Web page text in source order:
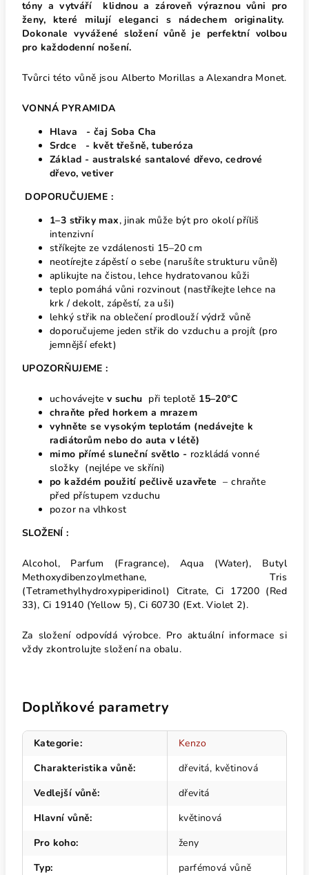
tóny a vytváří klidnou a zároveň výraznou vůni pro
ženy, které milují eleganci s nádechem originality.
Dokonale vyvážené složení vůně je perfektní volbou
pro každodenní nošení.
Tvůrci této vůně jsou Alberto Morillas a Alexandra Monet.
VONNÁ PYRAMIDA
Hlava - čaj Soba Cha
Srdce - květ třešně, tuberóza
Základ - australské santalové dřevo, cedrové
dřevo, vetiver
DOPORUČUJEME :
1–3 střiky max, jinak může být pro okolí příliš
intenzivní
stříkejte ze vzdálenosti 15–20 cm
neotírejte zápěstí o sebe (narušíte strukturu vůně)
aplikujte na čistou, lehce hydratovanou kůži
teplo pomáhá vůni rozvinout (nastříkejte lehce na
krk / dekolt, zápěstí, za uši)
lehký střik na oblečení prodlouží výdrž vůně
doporučujeme jeden střik do vzduchu a projít (pro
jemnější efekt)
UPOZORŇUJEME :
uchovávejte v suchu při teplotě 15–20°C
chraňte před horkem a mrazem
vyhněte se vysokým teplotám (nedávejte k
radiátorům nebo do auta v létě)
mimo přímé sluneční světlo - rozkládá vonné
složky (nejlépe ve skříni)
po každém použití pečlivě uzavřete – chraňte
před přístupem vzduchu
pozor na vlhkost
SLOŽENÍ :
Alcohol, Parfum (Fragrance), Aqua (Water), Butyl
Methoxydibenzoylmethane, Tris
(Tetramethylhydroxypiperidinol) Citrate, Ci 17200 (Red
33), Ci 19140 (Yellow 5), Ci 60730 (Ext. Violet 2).
Za složení odpovídá výrobce. Pro aktuální informace si
vždy zkontrolujte složení na obalu.
Doplňkové parametry
Kategorie:
Kenzo
Charakteristika vůně:
dřevitá, květinová
Vedlejší vůně:
dřevitá
Hlavní vůně:
květinová
Pro koho:
ženy
Typ:
parfémová vůně